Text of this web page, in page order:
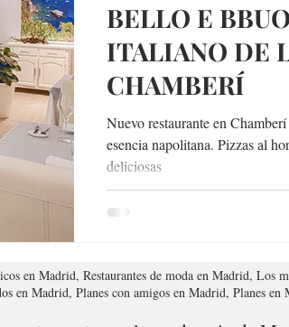
BELLO E
ITALIANO DE
CHAMBERÍ
Nuevo restaurante en
esencia napolitana. Pizzas al
deliciosas
en Madrid, Restaurantes de moda en Madrid, Los
en Madrid, Planes con amigos en Madrid, Planes